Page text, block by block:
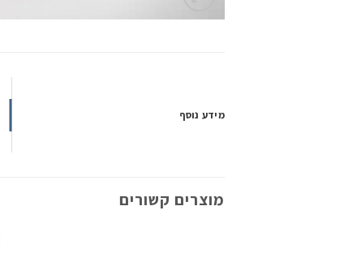
מידע נוסף
מוצרים קשורים